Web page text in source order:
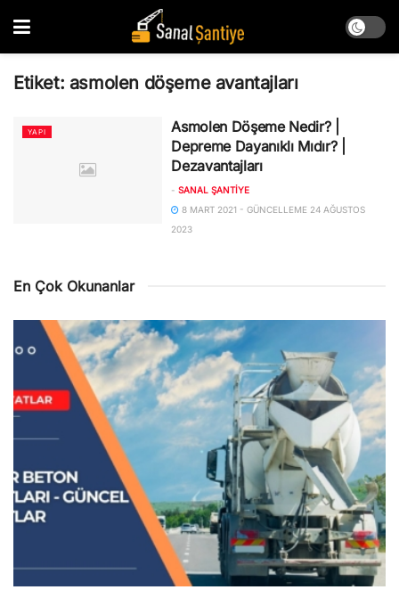
Etiket: asmolen döşeme avantajları
YAPI
Asmolen Döşeme Nedir? |
Depreme Dayanıklı Mıdır? |
Dezavantajları
- SANAL ŞANTIYE
8 MART 2021 - GÜNCELLEME 24 AĞUSTOS
2023
En Çok Okunanlar